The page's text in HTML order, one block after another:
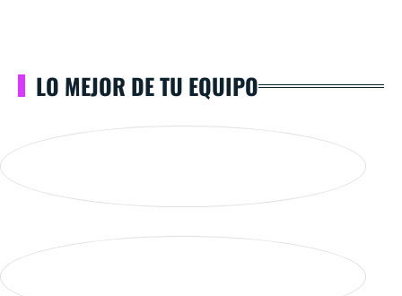
LO MEJOR DE TU EQUIPO